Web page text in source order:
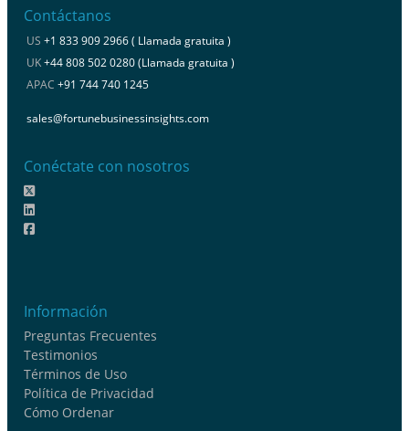
Contáctanos
US +1 833 909 2966 ( Llamada gratuita )
UK+44 808 502 0280 (Llamada gratuita )
APAC +91 744 740 1245
sales@fortunebusinessinsights.com
Conéctate con nosotros
Información
Preguntas Frecuentes
Testimonios
Términos de Uso
Política de Privacidad
Cómo Ordenar